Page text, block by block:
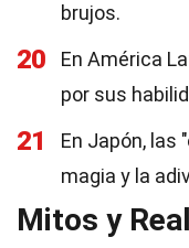
brujos.
20
En América
por sus
21
En Japón, las
magia y la
Mitos y